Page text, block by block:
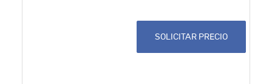
SOLICITAR PRECIO